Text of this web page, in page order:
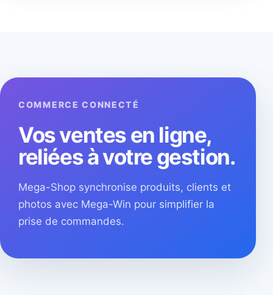
COMMERCE CONNECTÉ
Vos ventes en ligne,
reliées à votre gestion.
Mega-Shop synchronise produits, clients et
photos avec Mega-Win pour simplifier la
prise de commandes.